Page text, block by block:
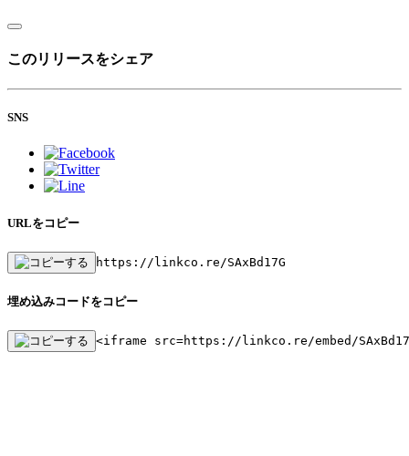
このリリースをシェア
SNS
URLをコピー
https://linkco.re/SAxBd17G
埋め込みコードをコピー
<iframe src=https://linkco.re/embed/